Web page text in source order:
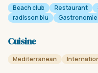
Beach club Restaurant
radisson blu
Cuisine
Mediterranean